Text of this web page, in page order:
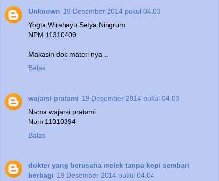
Unknown 19 Desember 2014 pukul 04.03
Yogta Wirahayu Setya Ningrum
NPM 11310409
Makasih dok materi nya ..
Balas
wajarsi pratami 19 Desember 2014 pukul 04.03
Nama wajarsi pratami
Npm 11310394
Balas
dokter yang berusaha melek tanpa kopi sembari
berbagi 19 Desember 2014 pukul 04.04